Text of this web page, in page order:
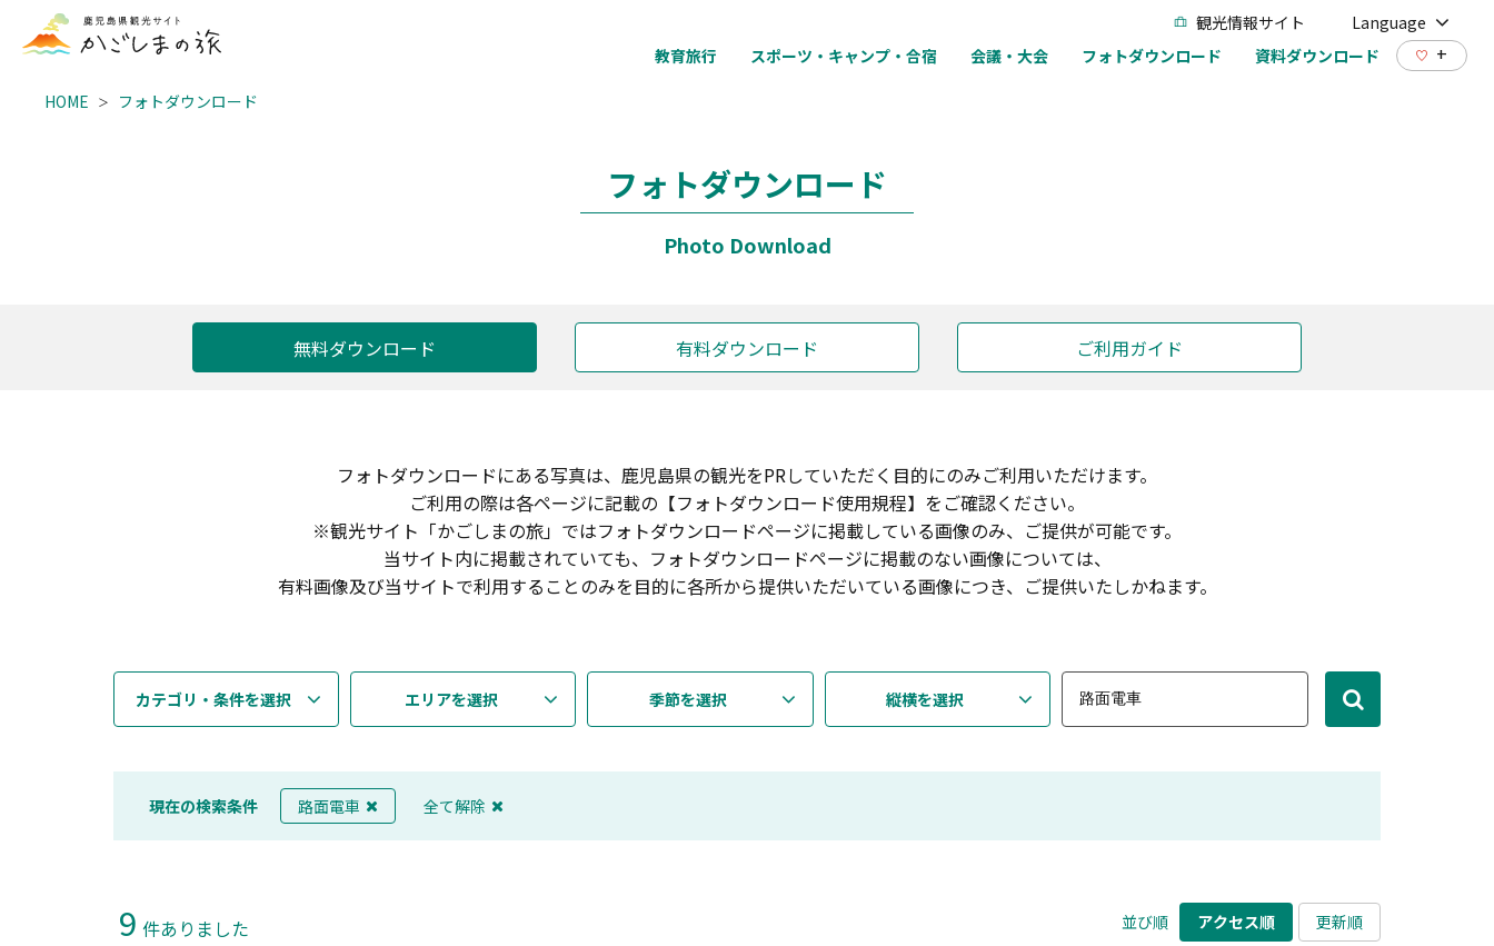
観光情報サイト
Language
教育旅行
スポーツ・キャンプ・合宿 会議・大会 フォトダウンロード 資料ダウンロード +
HOME フォトダウンロード
フォトダウンロード
Photo Download
無料ダウンロード 有料ダウンロード ご利用ガイド
フォトダウンロードにある写真は、鹿児島県の観光をPRしていただく目的にのみご利用いただけます。
ご利用の際は各ページに記載の【フォトダウンロード使用規程】をご確認ください。
※観光サイト「かごしまの旅」ではフォトダウンロードページに掲載している画像のみ、ご提供が可能です。
当サイト内に掲載されていても、フォトダウンロードページに掲載のない画像については、
有料画像及び当サイトで利用することのみを目的に各所から提供いただいている画像につき、ご提供いたしかねます。
カテゴリ・条件を選択 エリアを選択 季節を選択 縦横を選択
現在の検索条件 路面電車 全て解除
9 件ありました 並び順 アクセス順 更新順